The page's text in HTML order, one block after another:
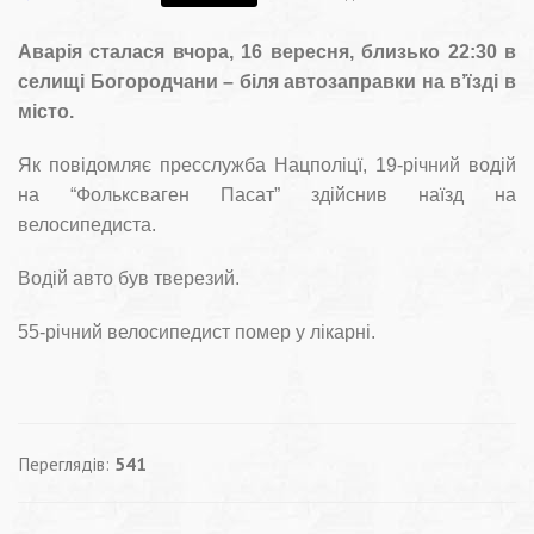
Аварія сталася вчора, 16 вересня, близько 22:30 в
селищі Богородчани – біля автозаправки на в’їзді в
місто.
Як повідомляє пресслужба Нацполіцї, 19-річний водій
на “Фольксваген Пасат” здійснив наїзд на
велосипедиста.
Водій авто був тверезий.
55-річний велосипедист помер у лікарні.
Переглядів: 541